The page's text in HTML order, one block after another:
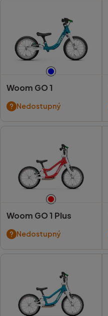
Woom GO 1
Nedostupný
Woom GO 1 Plus
Nedostupný